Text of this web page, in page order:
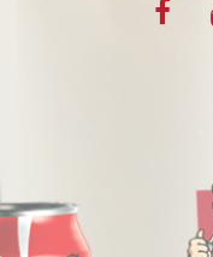
MENTIONS LÉGALES